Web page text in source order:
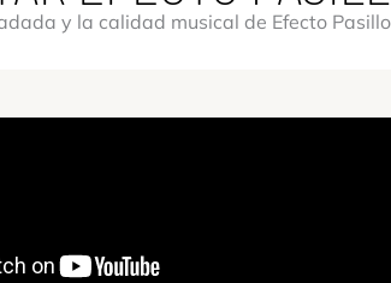
y la calidad musical de Efecto